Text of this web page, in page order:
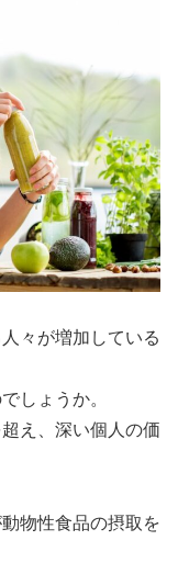
々が増加している
しょうか。
え、深い個人の価
物性食品の摂取を